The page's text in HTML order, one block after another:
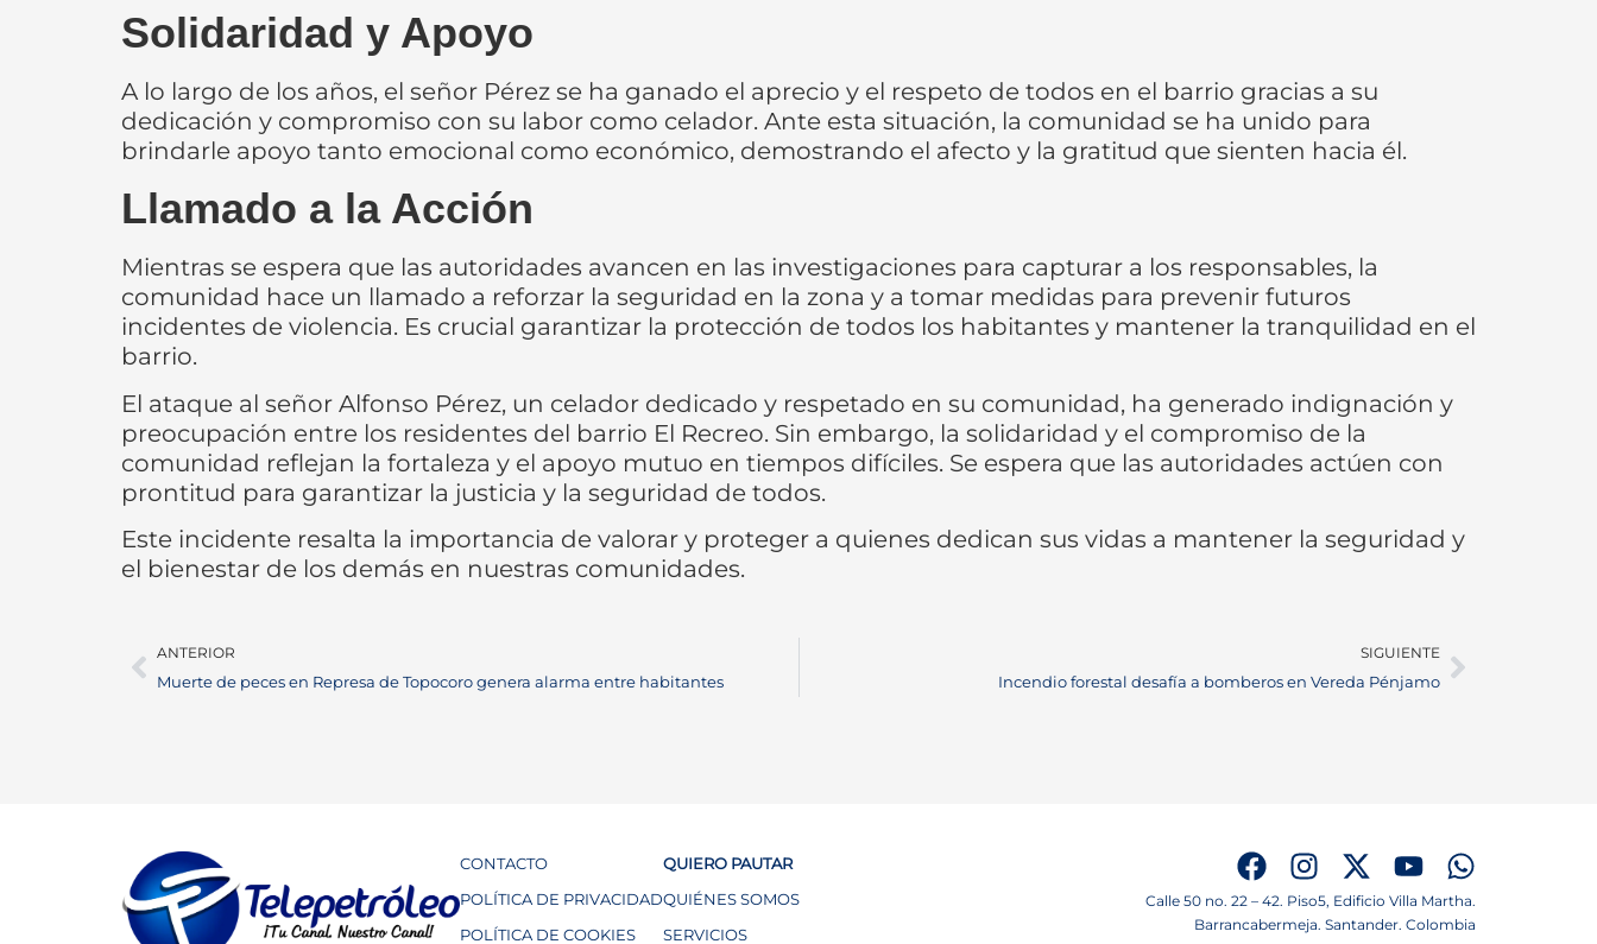
Solidaridad y Apoyo
A lo largo de los años, el señor Pérez se ha ganado el aprecio y el respeto de todos en el barrio gracias a su
dedicación y compromiso con su labor como celador. Ante esta situación, la comunidad se ha unido para
brindarle apoyo tanto emocional como económico, demostrando el afecto y la gratitud que sienten hacia él.
Llamado a la Acción
Mientras se espera que las autoridades avancen en las investigaciones para capturar a los responsables, la
comunidad hace un llamado a reforzar la seguridad en la zona y a tomar medidas para prevenir futuros
incidentes de violencia. Es crucial garantizar la protección de todos los habitantes y mantener la tranquilidad en el
barrio.
El ataque al señor Alfonso Pérez, un celador dedicado y respetado en su comunidad, ha generado indignación y
preocupación entre los residentes del barrio El Recreo. Sin embargo, la solidaridad y el compromiso de la
comunidad reflejan la fortaleza y el apoyo mutuo en tiempos difíciles. Se espera que las autoridades actúen con
prontitud para garantizar la justicia y la seguridad de todos.
Este incidente resalta la importancia de valorar y proteger a quienes dedican sus vidas a mantener la seguridad y
el bienestar de los demás en nuestras comunidades.
ANTERIOR
Muerte de peces en Represa de Topocoro genera alarma entre habitantes
SIGUIENTE
Incendio forestal desafía a bomberos en Vereda Pénjamo
CONTACTO
POLÍTICA DE PRIVACIDAD
POLÍTICA DE COOKIES
QUIERO PAUTAR
QUIÉNES SOMOS
SERVICIOS
Calle 50 no. 22 – 42. Piso5, Edificio Villa Martha.
Barrancabermeja. Santander. Colombia